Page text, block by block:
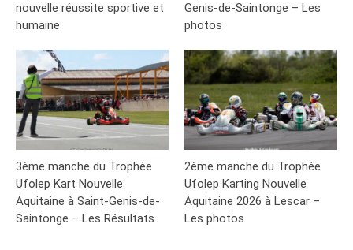
nouvelle réussite sportive et
humaine
Genis-de-Saintonge – Les
photos
3ème manche du Trophée
Ufolep Kart Nouvelle
Aquitaine à Saint-Genis-de-
Saintonge – Les Résultats
2ème manche du Trophée
Ufolep Karting Nouvelle
Aquitaine 2026 à Lescar –
Les photos